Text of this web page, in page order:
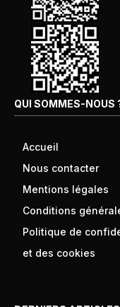
QUI SOMMES-NOUS
Accueil
Nous contacter
Mentions légales
Conditions
Politique de
et des cookies